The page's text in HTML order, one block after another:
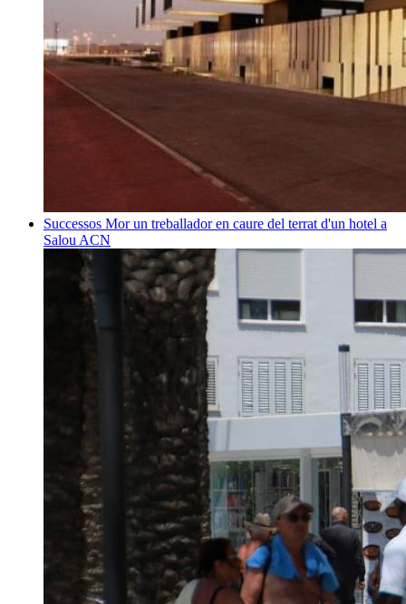
Successos Mor un treballador en caure del terrat d'un hotel a
Salou ACN